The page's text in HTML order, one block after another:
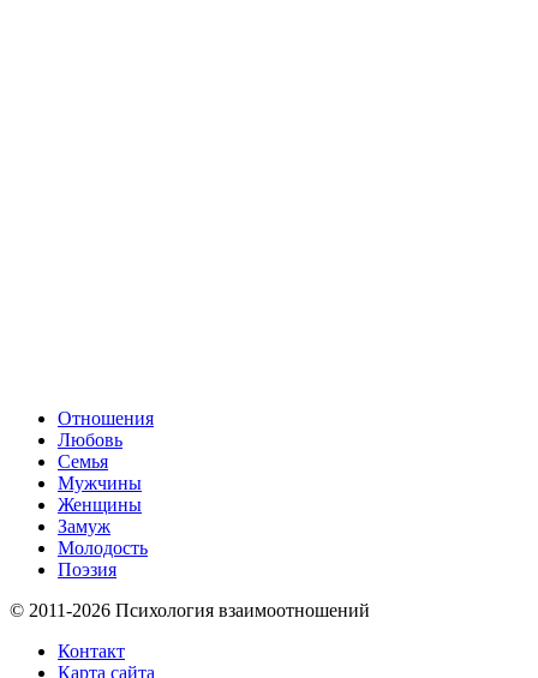
Отношения
Любовь
Семья
Мужчины
Женщины
Замуж
Молодость
Поэзия
© 2011-2026 Психология взаимоотношений
Контакт
Карта сайта